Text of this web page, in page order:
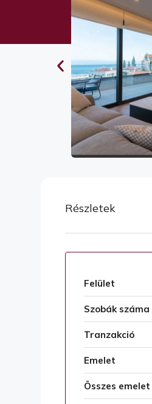
Részletek
Felület
Szobák száma
Tranzakció
Emelet
Összes emelet